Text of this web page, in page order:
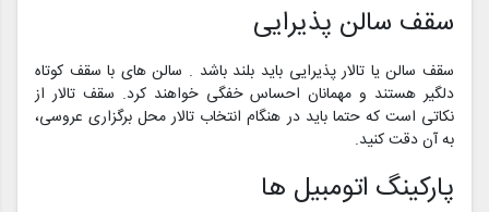
سقف سالن پذیرایی
سقف سالن یا تالار پذیرایی باید بلند باشد . سالن های با سقف کوتاه
دلگیر هستند و مهمانان احساس خفگی خواهند کرد. سقف تالار از
نکاتی است که حتما باید در هنگام انتخاب تالار محل برگزاری عروسی،
به آن دقت کنید.
پارکینگ اتومبیل ها